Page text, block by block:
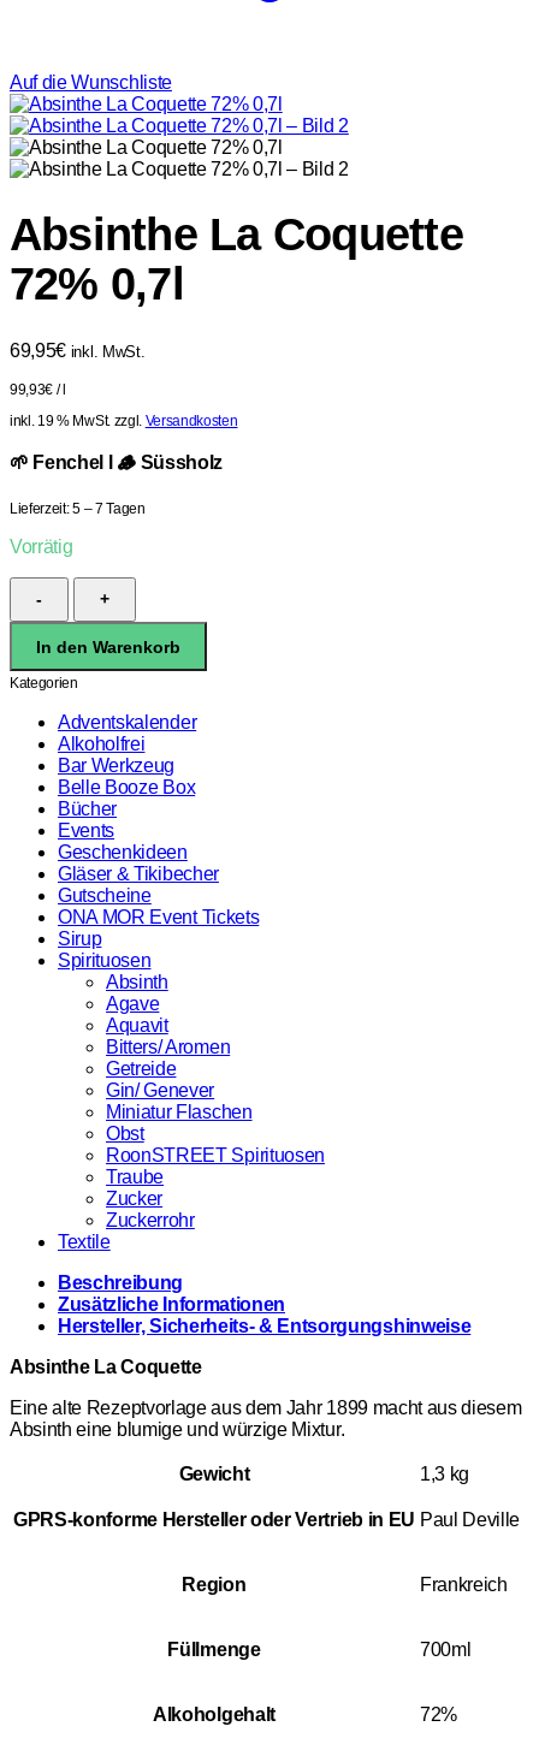
Auf die Wunschliste
Absinthe La Coquette
72% 0,7l
69,95€ inkl. MwSt.
99,93€ /l
inkl. 19 % MwSt. zzgl. Versandkosten
🌱 Fenchel l 🪵 Süssholz
Lieferzeit:5 – 7 Tagen
Vorrätig
Absinthe
Coquette
72%
0,7l
Menge
In den Warenkorb
Kategorien
Adventskalender
Alkoholfrei
Bar Werkzeug
Belle Booze Box
Bücher
Events
Geschenkideen
Gläser & Tikibecher
Gutscheine
ONA MOR Event Tickets
Sirup
Spirituosen
Absinth
Agave
Aquavit
Bitters/ Aromen
Getreide
Gin/ Genever
Miniatur Flaschen
Obst
RoonSTREET Spirituosen
Traube
Zucker
Zuckerrohr
Textile
Beschreibung
Zusätzliche Informationen
Hersteller, Sicherheits- & Entsorgungshinweise
Absinthe La Coquette
Eine alte Rezeptvorlage aus dem Jahr 1899 macht aus diesem
Absinth eine blumige und würzige Mixtur.
Gewicht 1,3 kg
GPRS-konforme Hersteller oder Vertrieb in EU Paul Deville
Region Frankreich
Füllmenge 700ml
Alkoholgehalt 72%